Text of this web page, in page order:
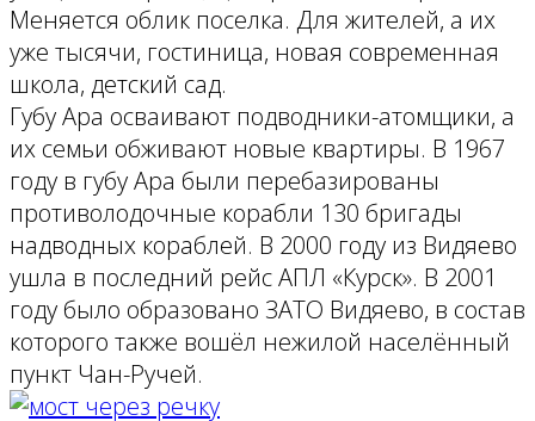
Меняется облик поселка. Для жителей, а их
уже тысячи, гостиница, новая современная
школа, детский сад.
Губу Ара осваивают подводники-атомщики, а
их семьи обживают новые квартиры. В 1967
году в губу Ара были перебазированы
противолодочные корабли 130 бригады
надводных кораблей. В 2000 году из Видяево
ушла в последний рейс АПЛ «Курск». В 2001
году было образовано ЗАТО Видяево, в состав
которого также вошёл нежилой населённый
пункт Чан-Ручей.